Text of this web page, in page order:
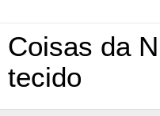
Coisas da
tecido